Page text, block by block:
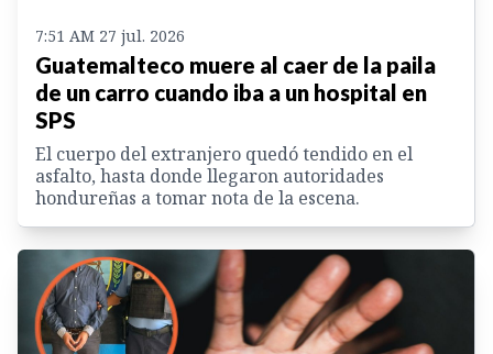
7:51 AM 27 jul. 2026
Guatemalteco muere al caer de la paila
de un carro cuando iba a un hospital en
SPS
El cuerpo del extranjero quedó tendido en el
asfalto, hasta donde llegaron autoridades
hondureñas a tomar nota de la escena.